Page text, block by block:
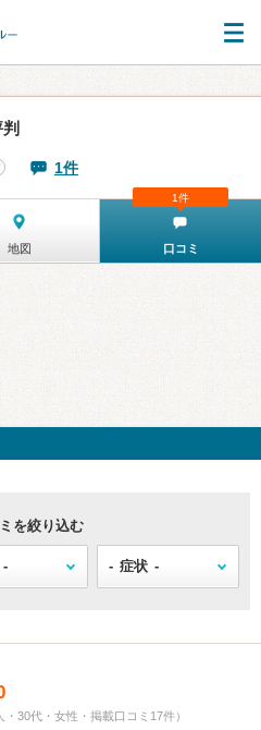
1件
地図 口コミ
1件
を絞り込む
30代・女性・掲載口コミ17件）